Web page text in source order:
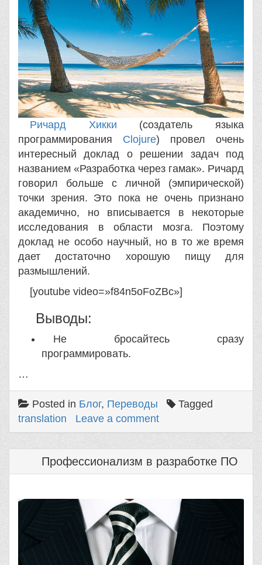
Ричард Хикки (создатель языка
программирования Clojure) провел очень
интересный доклад о решении задач под
названием «Разработка через гамак». Ричард
говорил больше с личной (эмпирической)
точки зрения. Это пока не очень признано
академично, но вписывается в некоторые
исследования в области мозга. Поэтому
доклад не особо научный, но в то же время
дает достаточно хорошую пищу для
размышлений.
[youtube video=»f84n5oFoZBc»]
Выводы:
Не бросайтесь сразу
программировать.
…
Posted in Блог, Переводы
Tagged
translation
Leave a comment
Профессионализм в разработке ПО